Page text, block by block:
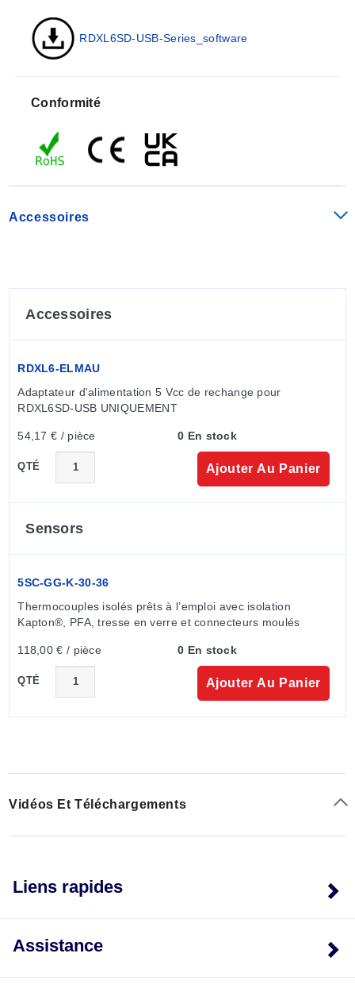
RDXL6SD-USB-Series_software
Conformité
Accessoires
Accessoires
RDXL6-ELMAU
Adaptateur d'alimentation 5 Vcc de rechange pour
RDXL6SD-USB UNIQUEMENT
54,17 € / pièce 0 En stock
QTÉ Ajouter Au Panier
Sensors
5SC-GG-K-30-36
Thermocouples isolés prêts à l’emploi avec isolation
Kapton®, PFA, tresse en verre et connecteurs moulés
118,00 € / pièce 0 En stock
QTÉ Ajouter Au Panier
Vidéos Et Téléchargements
Liens rapides
Assistance